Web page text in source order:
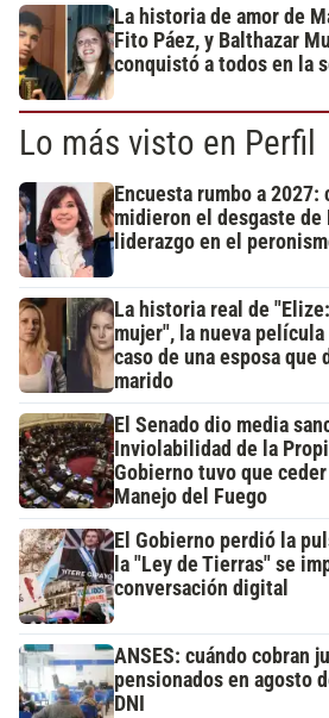
La historia de amor de
Fito Páez, y Balthazar
conquistó a todos en la
Lo más visto en Perfil
Encuesta rumbo a
midieron el desgaste
liderazgo en el
La historia real de
mujer", la nueva
caso de una esposa que
marido
El Senado dio media
Inviolabilidad de la
Gobierno tuvo que ceder
Manejo del Fuego
El Gobierno perdió la
la "Ley de Tierras" se
conversación digital
ANSES: cuándo cobran
pensionados en agosto
DNI